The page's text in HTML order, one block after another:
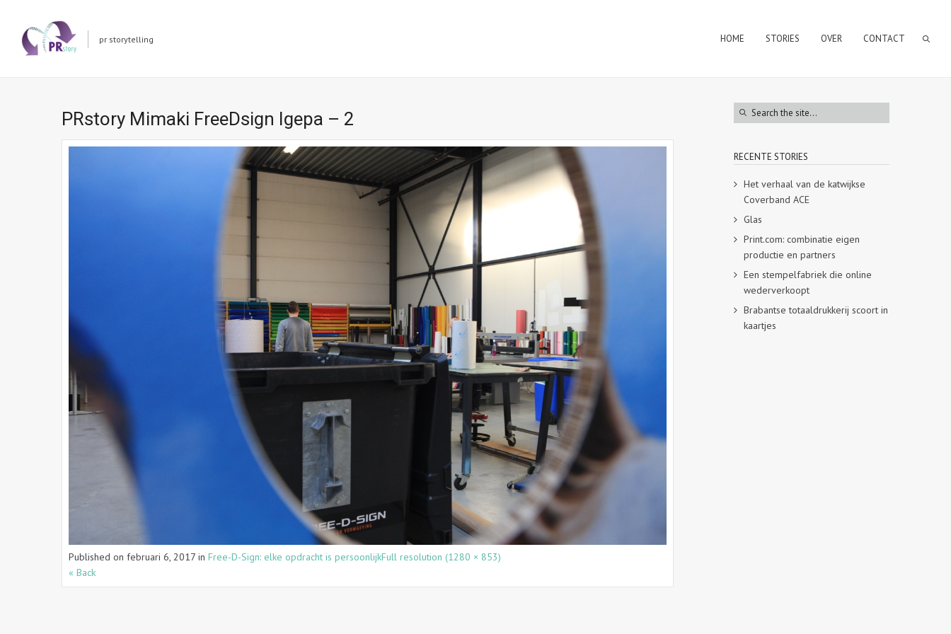
pr storytelling HOME STORIES OVER CONTACT
PRstory Mimaki FreeDsign Igepa – 2
Published on februari 6, 2017 in Free-D-Sign: elke opdracht is persoonlijkFull resolution (1280 × 853)
« Back
RECENTE STORIES
Het verhaal van de katwijkse
Coverband ACE
Glas
Print.com: combinatie eigen
productie en partners
Een stempelfabriek die online
wederverkoopt
Brabantse totaaldrukkerij scoort in
kaartjes